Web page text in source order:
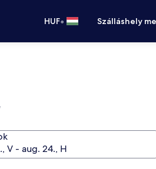
HUF• Szálláshely